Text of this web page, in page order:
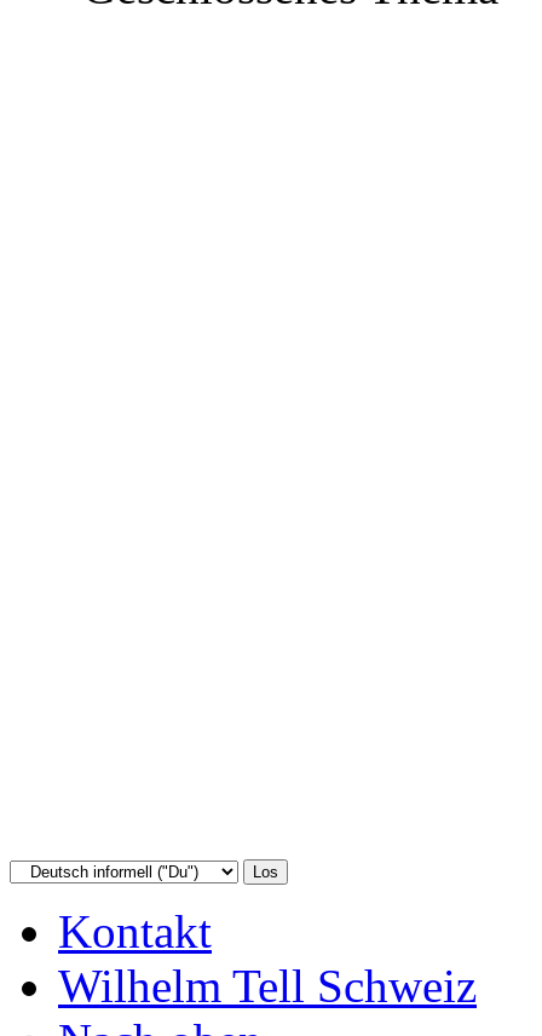
Kontakt
Wilhelm Tell Schweiz